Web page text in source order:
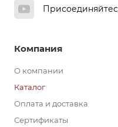
Компания
О компании
Каталог
Оплата и доставка
Сертификаты